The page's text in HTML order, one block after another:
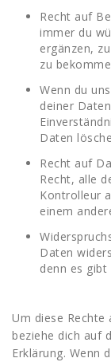
Recht auf
immer du
ergänzen,
zu
Wenn du
deiner
Daten
Recht auf
Recht, alle
Kontrolleur
einem
Daten
denn es
Um diese
beziehe dich auf
Erklärung. Wenn